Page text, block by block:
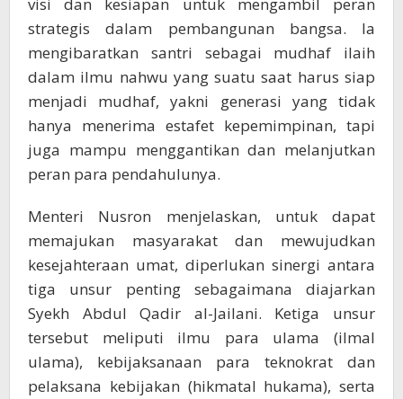
visi dan kesiapan untuk mengambil peran
strategis dalam pembangunan bangsa. Ia
mengibaratkan santri sebagai mudhaf ilaih
dalam ilmu nahwu yang suatu saat harus siap
menjadi mudhaf, yakni generasi yang tidak
hanya menerima estafet kepemimpinan, tapi
juga mampu menggantikan dan melanjutkan
peran para pendahulunya.
Menteri Nusron menjelaskan, untuk dapat
memajukan masyarakat dan mewujudkan
kesejahteraan umat, diperlukan sinergi antara
tiga unsur penting sebagaimana diajarkan
Syekh Abdul Qadir al-Jailani. Ketiga unsur
tersebut meliputi ilmu para ulama (ilmal
ulama), kebijaksanaan para teknokrat dan
pelaksana kebijakan (hikmatal hukama), serta